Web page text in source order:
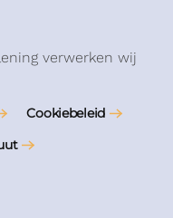
verwerken wij
Cookiebeleid